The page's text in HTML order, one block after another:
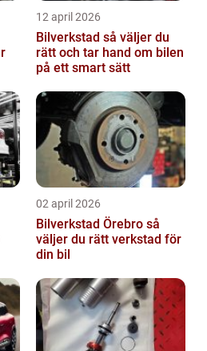
12 april 2026
Bilverkstad så väljer du
rätt och tar hand om bilen
på ett smart sätt
02 april 2026
Bilverkstad Örebro så
väljer du rätt verkstad för
din bil